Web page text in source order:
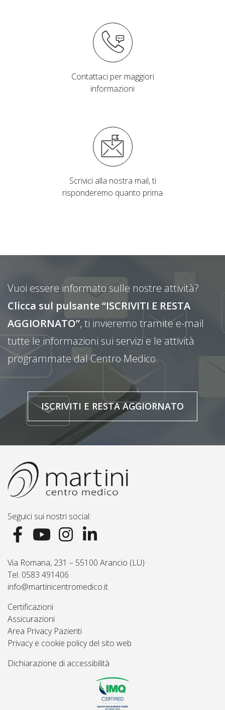
Contattaci per maggiori
informazioni
Scrivici alla nostra mail, ti
risponderemo quanto prima
Vuoi essere informato sulle nostre attività?
Clicca sul pulsante “ISCRIVITI E RESTA
AGGIORNATO”, ti invieremo tramite e-mail
tutte le informazioni sui servizi e le attività
programmate dal Centro Medico.
ISCRIVITI E RESTA AGGIORNATO
Seguici sui nostri social:
Via Romana, 231 – 55100 Arancio (LU)
Tel. 0583 491406
info@martinicentromedico.it
Certificazioni
Assicurazioni
Area Privacy Pazienti
Privacy e cookie policy del sito web
Dichiarazione di accessibilità